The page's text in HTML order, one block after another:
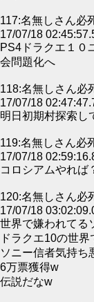
117:名無しさん必
17/07/18
PS4ドラクエ１０
会問題化へ
118:名無しさん必
17/07/18
明日初期村探索し
119:名無しさん必
17/07/18
コロシアムやれば
120:名無しさん必
17/07/18
世界で嫌われてる
ドラクエ10の世
ソニー信者気持ち
6万票獲得w
伝説だなw